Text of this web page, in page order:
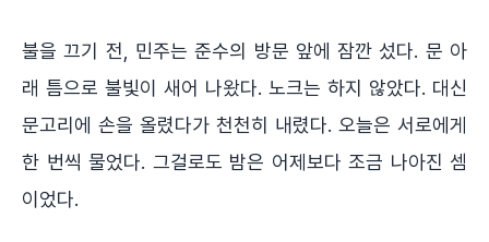
불을 끄기 전, 민주는 준수의 방문 앞에 잠깐 섰다. 문 아
래 틈으로 불빛이 새어 나왔다. 노크는 하지 않았다. 대신
문고리에 손을 올렸다가 천천히 내렸다. 오늘은 서로에게
한 번씩 물었다. 그걸로도 밤은 어제보다 조금 나아진 셈
이었다.